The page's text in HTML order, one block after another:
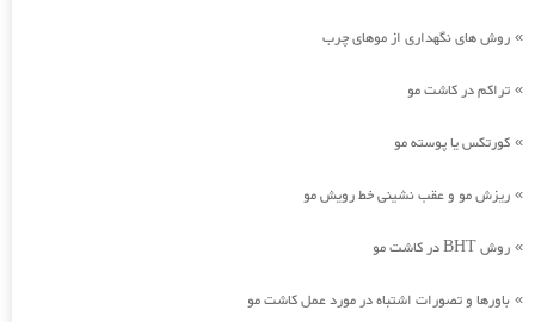
» روش های نگهداری از موهای چرب
» تراکم در کاشت مو
» کورتکس یا پوسته مو
» ریزش مو و عقب نشینی خط رویش مو
» روش BHT در کاشت مو
» باورها و تصورات اشتباه در مورد عمل کاشت مو